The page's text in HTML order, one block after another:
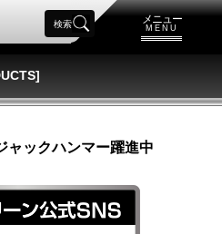
メニュー
MENU
検索
ャックハンマー躍進中